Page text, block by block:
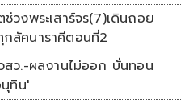
วงพระเสาร์จร(7)เดินถอย
ลัคนาราศีตอนที่2
ว.-ผลงานไม่ออก บั่นทอน
ทิน'